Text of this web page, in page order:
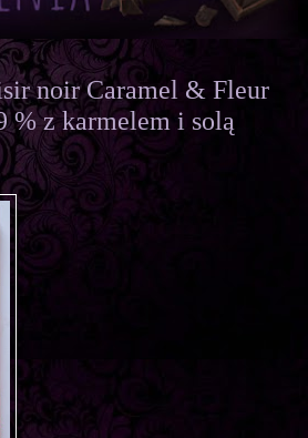
noir Caramel & Fleur
% z karmelem i solą